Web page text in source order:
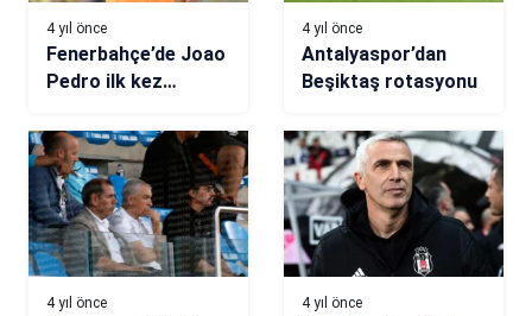
4 yıl önce
Fenerbahçe’de Joao
Pedro ilk kez
4 yıl önce
Antalyaspor’dan
Beşiktaş rotasyonu
4 yıl önce 4 yıl önce